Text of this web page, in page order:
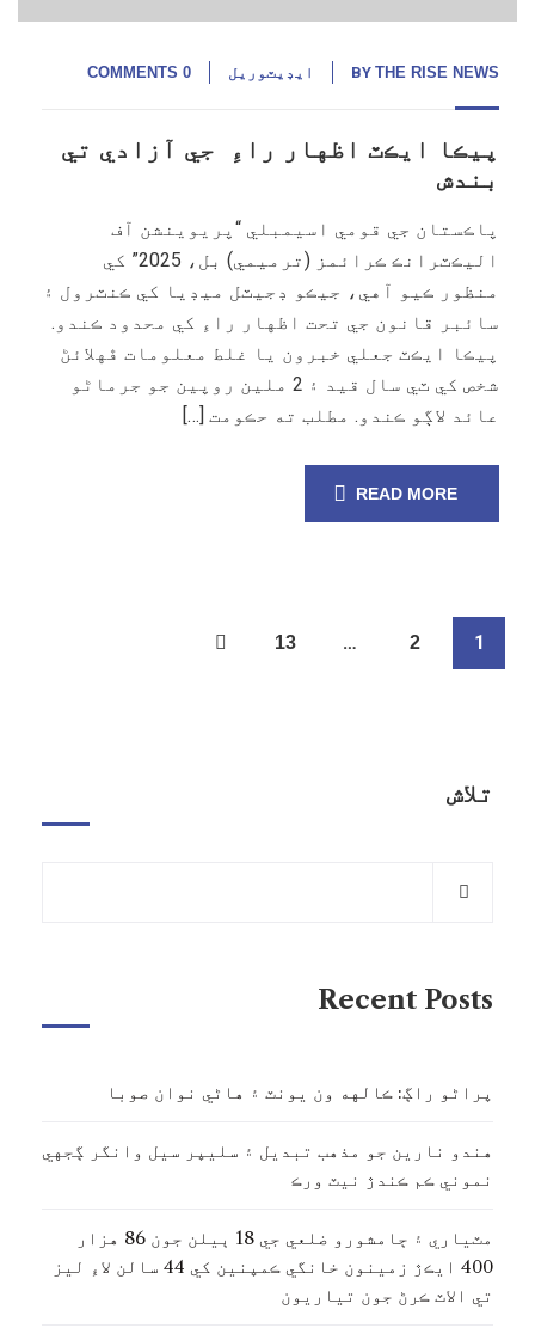
BY THE RISE NEWS ايڊيٽوريل 0 COMMENTS
پيڪا ايڪٽ اظهار راءِ جي آزادي تي
بندش
پاڪستان جي قومي اسيمبلي “پريوينشن آف
اليڪٽرانڪ ڪرائمز (ترميمي) بل، 2025” کي
منظور ڪيو آهي، جيڪو ڊجيٽل ميڊيا کي ڪنٽرول ۽
سائبر قانون جي تحت اظهار راءِ کي محدود ڪندو.
پيڪا ايڪٽ جعلي خبرون يا غلط معلومات ڦهلائڻ
شخص کي ٽي سال قيد ۽ 2 ملين روپين جو جرماڻو
عائد لاڳو ڪندو. مطلب ته حڪومت […]
READ MORE
1
2
…
13
تلاش
Recent Posts
پراڻو راڳ: ڪالهه ون يونٽ ۽ هاڻي نوان صوبا
هندو نارين جو مذهب تبديل ۽ سليپر سيل وانگر ڳجهي
نموني ڪم ڪندڙ نيٽ ورڪ
مٽياري ۽ ڄامشورو ضلعي جي 18 ٻيلن جون 86 هزار
400 ايڪڙ زمينون خانگي ڪمپنين کي 44 سالن لاءِ ليز
تي الاٽ ڪرڻ جون تياريون